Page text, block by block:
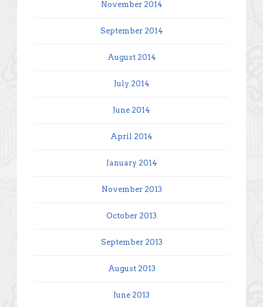
November 2014
September 2014
August 2014
July 2014
June 2014
April 2014
January 2014
November 2013
October 2013
September 2013
August 2013
June 2013